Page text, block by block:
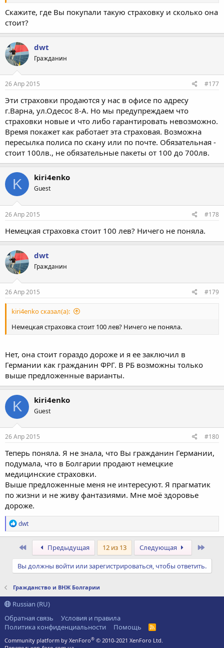
Скажите, где Вы покупали такую страховку и сколько она
стоит?
dwt
Гражданин
26 Апр 2015 #177
Эти страховки продаются у нас в офисе по адресу
г.Варна, ул.Одесос 8-А. Но мы предупреждаем что
страховки новые и что либо гарантировать невозможно.
Время покажет как работает эта страховая. Возможна
пересылка полиса по скану или по почте. Обязательная -
стоит 100лв., не обязательные пакеты от 100 до 700лв.
K kiri4enko
Guest
26 Апр 2015 #178
Немецкая страховка стоит 100 лев? Ничего не поняла.
dwt
Гражданин
26 Апр 2015 #179
kiri4enko сказал(а):
Немецкая страховка стоит 100 лев? Ничего не поняла.
Нет, она стоит гораздо дороже и я ее заключил в
Германии как гражданин ФРГ. В РБ возможны только
выше предложенные варианты.
K kiri4enko
Guest
26 Апр 2015 #180
Теперь поняла. Я не знала, что Вы гражданин Германии,
подумала, что в Болгарии продают немецкие
медицинские страховки.
Выше предложенные меня не интересуют. Я прагматик
по жизни и не живу фантазиями. Мне моё здоровье
дороже.
Р
е
а
к
и
и
dwt
ПервыйПредыдущая 12 из 13 Следующая
Вы должны войти или зарегистрироваться, чтобы ответить.
Гражданство и ВНЖ Болгарии
Russian (RU)
Обратная связь
Условия и правила
Политика конфиденциальности
Помощь
R
S
Community platform by XenForo® © 2010-2021 XenForo Ltd.